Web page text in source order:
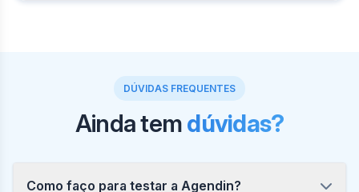
DÚVIDAS FREQUENTES
Ainda temdúvidas?
Como faço para testar a Agendin?